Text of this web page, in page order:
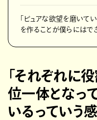
「ピュアな欲望を磨いて
を作ることが僕らにはでき
「それぞれに
位一体となっ
いるっていう感